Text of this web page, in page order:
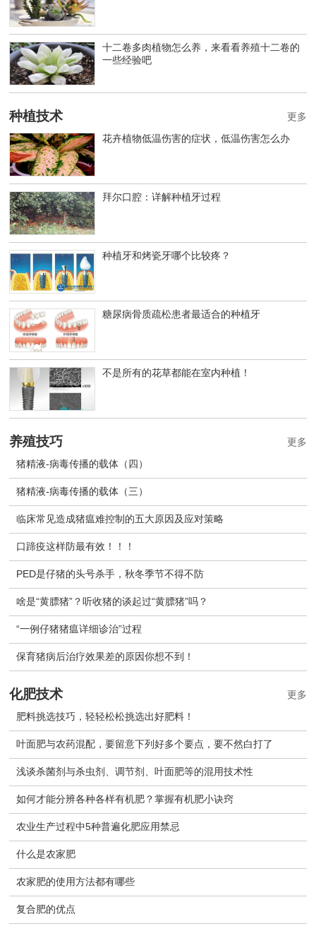
十二卷多肉植物怎么养，来看看养殖十二卷的
一些经验吧
种植技术
花卉植物低温伤害的症状，低温伤害怎么办
拜尔口腔：详解种植牙过程
种植牙和烤瓷牙哪个比较疼？
糖尿病骨质疏松患者最适合的种植牙
不是所有的花草都能在室内种植！
更多
养殖技巧
猪精液-病毒传播的载体（四）
猪精液-病毒传播的载体（三）
临床常见造成猪瘟难控制的五大原因及应对策略
口蹄疫这样防最有效！！！
PED是仔猪的头号杀手，秋冬季节不得不防
啥是“黄膘猪”？听收猪的谈起过“黄膘猪”吗？
“一例仔猪猪瘟详细诊治”过程
保育猪病后治疗效果差的原因你想不到！
更多
化肥技术
肥料挑选技巧，轻轻松松挑选出好肥料！
叶面肥与农药混配，要留意下列好多个要点，要不然白打了
浅谈杀菌剂与杀虫剂、调节剂、叶面肥等的混用技术性
如何才能分辨各种各样有机肥？掌握有机肥小诀窍
农业生产过程中5种普遍化肥应用禁忌
什么是农家肥
农家肥的使用方法都有哪些
复合肥的优点
更多